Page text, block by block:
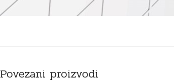
Povezani proizvodi